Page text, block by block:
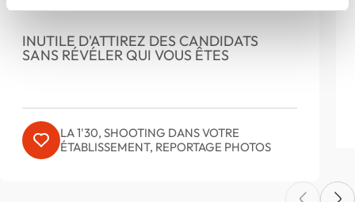
INUTILE D'ATTIREZ DES CANDIDATS
SANS RÉVÉLER QUI VOUS ÊTES
LA 1'30, SHOOTING DANS VOTRE
ÉTABLISSEMENT, REPORTAGE PHOTOS